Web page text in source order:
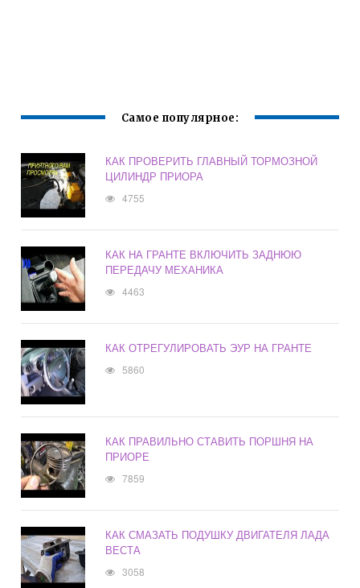
Самое популярное:
КАК ПРОВЕРИТЬ ГЛАВНЫЙ ТОРМОЗНОЙ
ЦИЛИНДР ПРИОРА
4755
КАК НА ГРАНТЕ ВКЛЮЧИТЬ ЗАДНЮЮ
ПЕРЕДАЧУ МЕХАНИКА
4463
КАК ОТРЕГУЛИРОВАТЬ ЭУР НА ГРАНТЕ
5860
КАК ПРАВИЛЬНО СТАВИТЬ ПОРШНЯ НА
ПРИОРЕ
7859
КАК СМАЗАТЬ ПОДУШКУ ДВИГАТЕЛЯ ЛАДА
ВЕСТА
3058